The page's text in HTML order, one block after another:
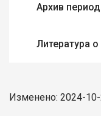
Архив
Литература
Изменено: 2024-